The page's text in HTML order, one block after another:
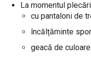
La momentul
cu pantaloni de
încălțăminte
geacă de